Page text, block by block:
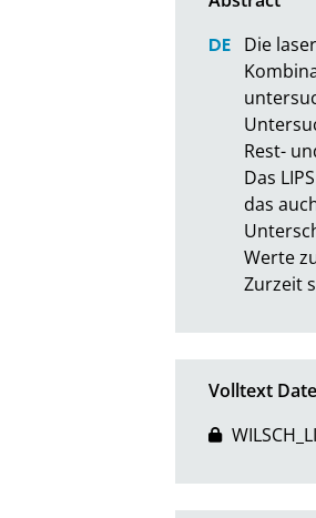
Die
Rest-
Das
das
Werte
Zurzeit
Volltext